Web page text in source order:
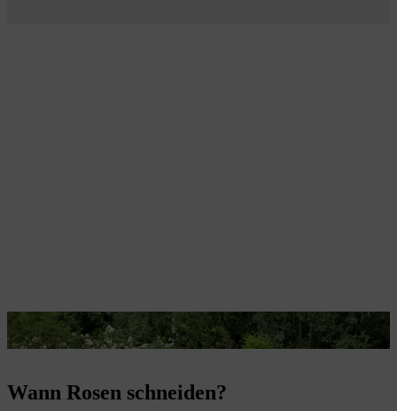
Sauber geschnittene Rosen verschönern die Gartenbeete.
Wann Rosen schneiden?